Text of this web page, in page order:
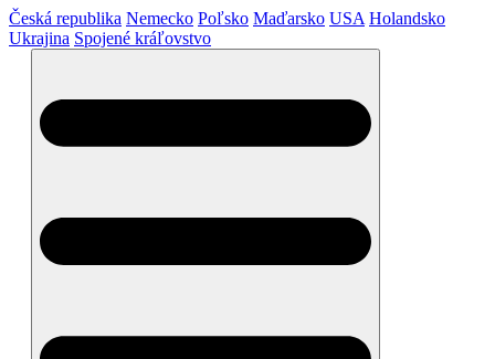
Česká republika Nemecko Poľsko Maďarsko USA Holandsko
Ukrajina Spojené kráľovstvo